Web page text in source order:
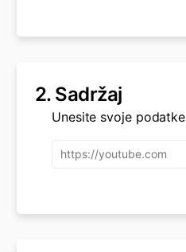
2. Sadržaj
Unesite svoje podatke